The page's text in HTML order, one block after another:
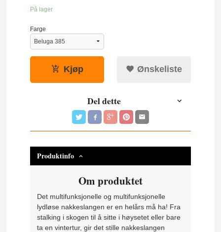
På lager
Farge
Kjøp Ønskeliste
Del dette
Produktinfo
Om produktet
Det multifunksjonelle og multifunksjonelle
lydløse nakkeslangen er en helårs må ha! Fra
stalking i skogen til å sitte i høysetet eller bare
ta en vintertur, gir det stille nakkeslangen